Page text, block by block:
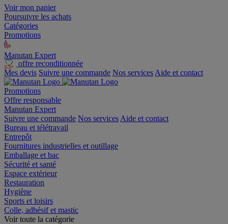
Voir mon panier
Poursuivre les achats
Catégories
Promotions
Manutan Expert
offre reconditionnée
Mes devis Suivre une commande Nos services Aide et contact
Promotions
Offre responsable
Manutan Expert
Suivre une commande Nos services Aide et contact
Bureau et télétravail
Entrepôt
Fournitures industrielles et outillage
Emballage et bac
Sécurité et santé
Espace extérieur
Restauration
Hygiène
Sports et loisirs
Colle, adhésif et mastic
Voir toute la catégorie